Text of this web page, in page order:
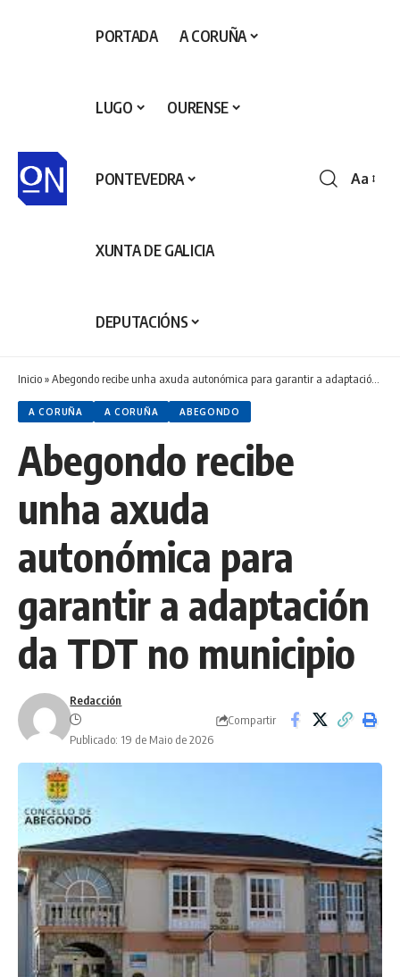
PORTADA A CORUÑA
LUGO OURENSE
PONTEVEDRA
XUNTA DE GALICIA
DEPUTACIÓNS
Aa
Inicio»Abegondo recibe unha axuda autonómica para garantir a adaptación da TDT no municipio
A CORUÑA A CORUÑA ABEGONDO
Abegondo recibe
unha axuda
autonómica para
garantir a adaptación
da TDT no municipio
Redacción
Publicado: 19 de Maio de 2026
Compartir